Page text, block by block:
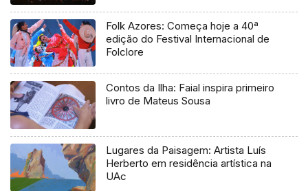
Folk Azores: Começa hoje a 40ª
edição do Festival Internacional de
Folclore
Contos da Ilha: Faial inspira primeiro
livro de Mateus Sousa
Lugares da Paisagem: Artista Luís
Herberto em residência artística na
UAc